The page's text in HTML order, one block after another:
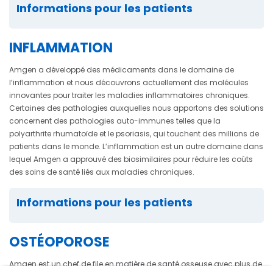
Informations pour les patients
INFLAMMATION
Amgen a développé des médicaments dans le domaine de
l’inflammation et nous découvrons actuellement des molécules
innovantes pour traiter les maladies inflammatoires chroniques.
Certaines des pathologies auxquelles nous apportons des solutions
concernent des pathologies auto-immunes telles que la
polyarthrite rhumatoïde et le psoriasis, qui touchent des millions de
patients dans le monde. L’inflammation est un autre domaine dans
lequel Amgen a approuvé des biosimilaires pour réduire les coûts
des soins de santé liés aux maladies chroniques.
Informations pour les patients
OSTÉOPOROSE